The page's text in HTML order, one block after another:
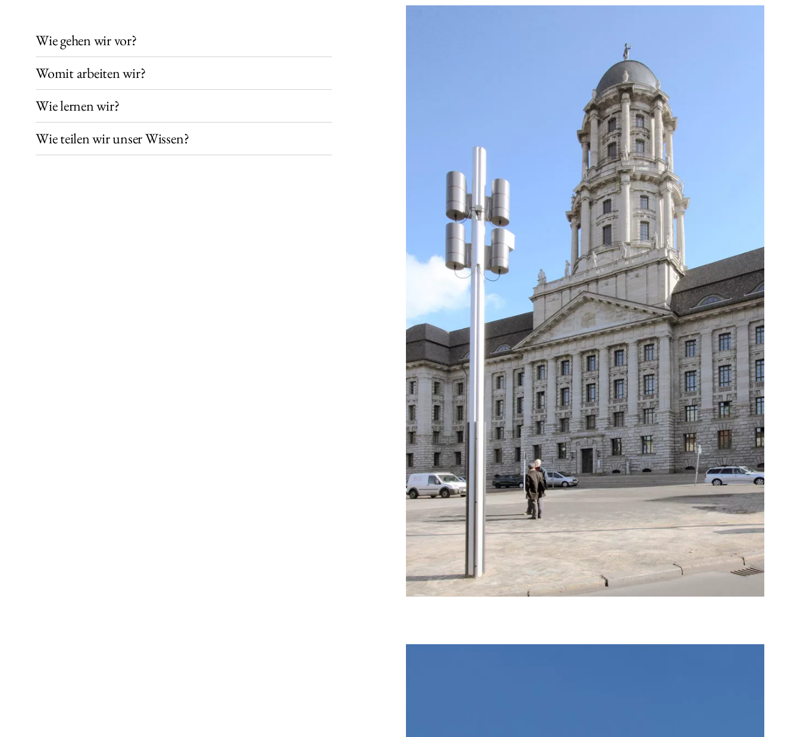
Wie gehen wir vor?
Womit arbeiten wir?
Wie lernen wir?
Wie teilen wir unser Wissen?
Wissen?